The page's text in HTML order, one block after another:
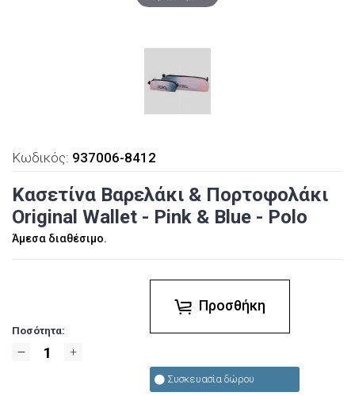
Κωδικός: 937006-8412
Κασετίνα Βαρελάκι & Πορτοφολάκι
Original Wallet - Pink & Blue - Polo
Άμεσα διαθέσιμο.
Ποσότητα:
Προσθήκη
Συσκευασία δώρου